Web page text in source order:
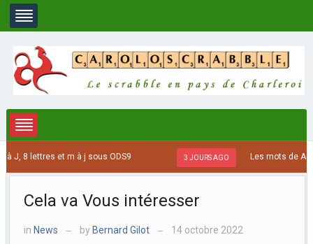
J, 8 lettres et m à j sous ODS9 3 JOURS AGO Les mots de A à
Cela va Vous intéresser
in News — by Bernard Gilot — 14 octobre 2022